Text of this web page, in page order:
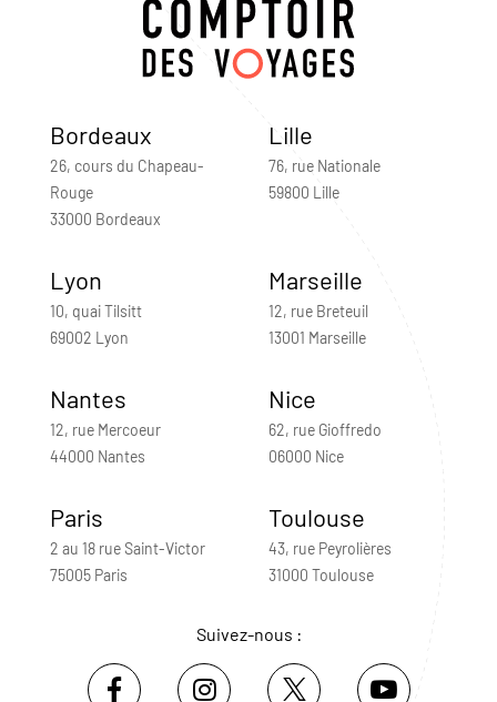
Bordeaux
26, cours du Chapeau-
Rouge
33000 Bordeaux
Lille
76, rue Nationale
59800 Lille
Lyon
10, quai Tilsitt
69002 Lyon
Marseille
12, rue Breteuil
13001 Marseille
Nantes
12, rue Mercoeur
44000 Nantes
Nice
62, rue Gioffredo
06000 Nice
Paris
2 au 18 rue Saint-Victor
75005 Paris
Toulouse
43, rue Peyrolières
31000 Toulouse
Suivez-nous :